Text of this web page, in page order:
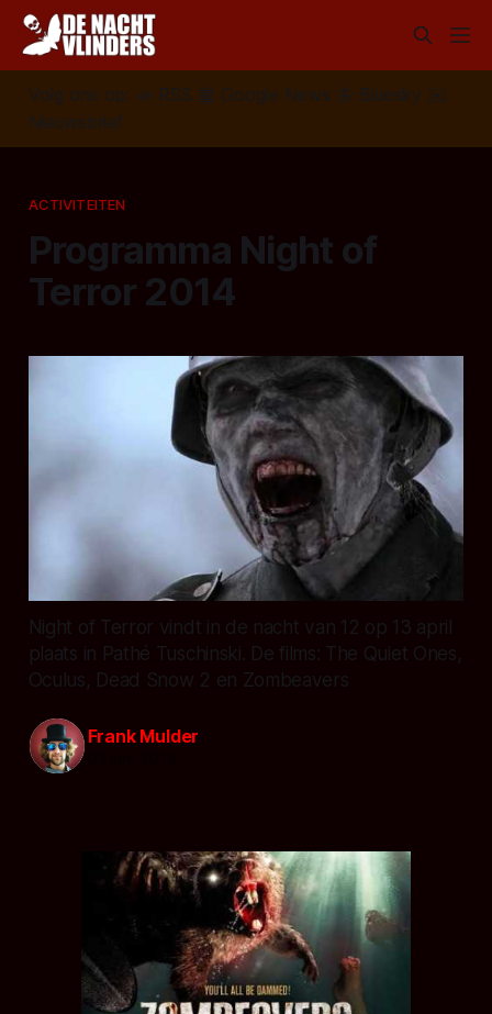
Volg ons op: 📣 RSS 📰 Google News 🦋 Bluesky
✉️
Nieuwsbrief
ACTIVITEITEN
Programma Night of
Terror 2014
Night of Terror vindt in de nacht van 12 op 13 april
plaats in Pathé Tuschinski. De films: The Quiet Ones,
Oculus, Dead Snow 2 en Zombeavers
Frank Mulder